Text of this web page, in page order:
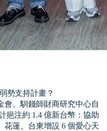
勢支持計畫？
會、馴錢師財商研究中心自
挹注約 1.4 億新台幣：協助
花蓮、台東增設 6 個愛心天